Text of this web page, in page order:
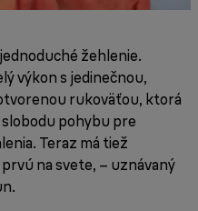
žehlenie.
výkon s jedinečnou,
rukoväťou, ktorá
pohybu pre
Teraz má tiež
na svete, – uznávaný